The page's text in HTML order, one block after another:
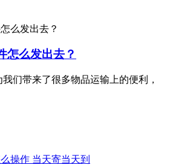
怎么发出去？
们带来了很多物品运输上的便利，
操作 当天寄当天到